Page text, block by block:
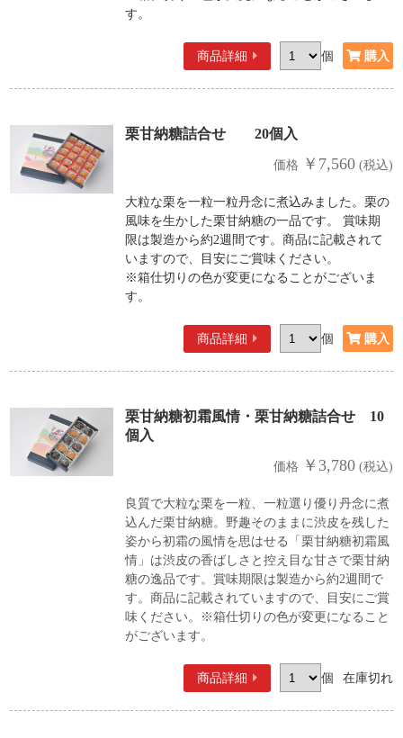
す。
商品詳細 個
栗甘納糖詰合せ 20個入
価格 ￥7,560(税込)
大粒な栗を一粒一粒丹念に煮込みました。栗の
風味を生かした栗甘納糖の一品です。 賞味期
限は製造から約2週間です。商品に記載されて
いますので、目安にご賞味ください。
※箱仕切りの色が変更になることがございま
す。
商品詳細 個
栗甘納糖初霜風情・栗甘納糖詰合せ 10
個入
価格 ￥3,780(税込)
良質で大粒な栗を一粒、一粒選り優り丹念に煮
込んだ栗甘納糖。野趣そのままに渋皮を残した
姿から初霜の風情を思はせる「栗甘納糖初霜風
情」は渋皮の香ばしさと控え目な甘さで栗甘納
糖の逸品です。賞味期限は製造から約2週間で
す。商品に記載されていますので、目安にご賞
味ください。※箱仕切りの色が変更になること
がございます。
商品詳細 個 在庫切れ